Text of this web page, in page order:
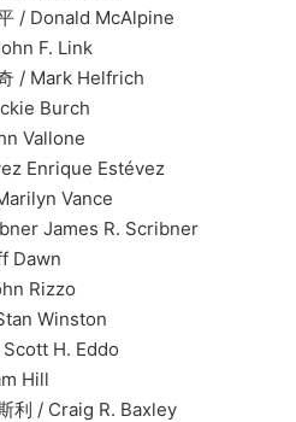
Donald McAlpine
F. Link
Helfrich
Burch
Vallone
Estévez
Vance
James R. Scribner
Winston
H. Eddo
Hill
利 / Craig R. Baxley